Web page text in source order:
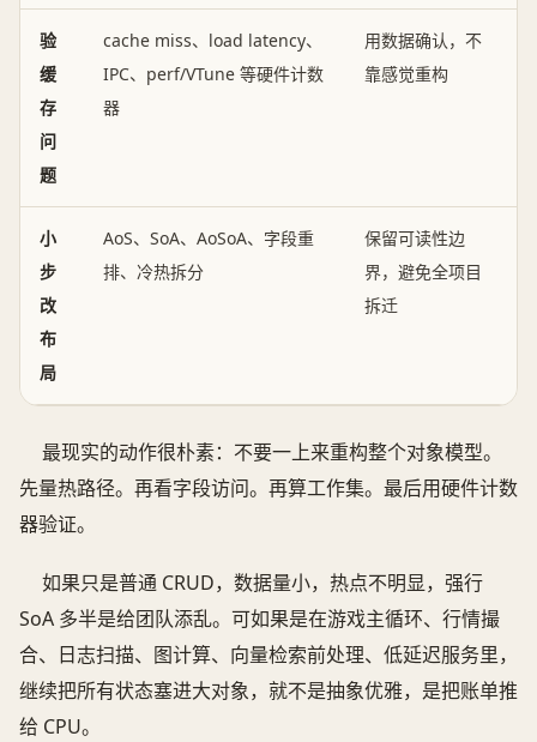
验
缓
存
问
题
cache miss、load latency、
IPC、perf/VTune 等硬件计数
器
用数据确认，不
靠感觉重构
小
步
改
布
局
AoS、SoA、AoSoA、字段重
排、冷热拆分
保留可读性边
界，避免全项目
拆迁
最现实的动作很朴素：不要一上来重构整个对象模型。
先量热路径。再看字段访问。再算工作集。最后用硬件计数
器验证。
如果只是普通 CRUD，数据量小，热点不明显，强行
SoA 多半是给团队添乱。可如果是在游戏主循环、行情撮
合、日志扫描、图计算、向量检索前处理、低延迟服务里，
继续把所有状态塞进大对象，就不是抽象优雅，是把账单推
给 CPU。